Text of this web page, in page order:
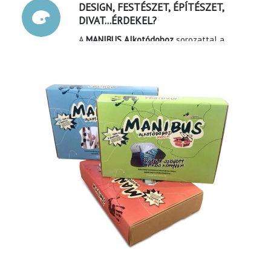
DESIGN, FESTÉSZET, ÉPÍTÉSZET,
DIVAT...ÉRDEKEL?
A MANIBUS Alkotódobozsorozattal a
építészet, grafika, festészet, báb, ékszer!